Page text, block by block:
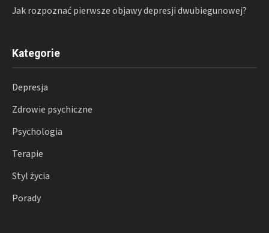
Jak rozpoznać pierwsze objawy depresji dwubiegunowej?
Kategorie
Depresja
Zdrowie psychiczne
Psychologia
Terapie
Styl życia
Porady